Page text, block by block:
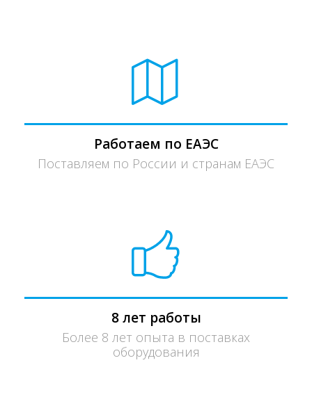
Работаем по ЕАЭС
Поставляем по России и странам ЕАЭС
8 лет работы
Более 8 лет опыта в поставках
оборудования